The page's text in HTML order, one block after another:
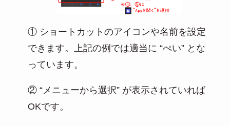
① ショートカットのアイコンや名前を設定
できます。上記の例では適当に “ぺい” とな
っています。
② “メニューから選択” が表示されていれば
OKです。